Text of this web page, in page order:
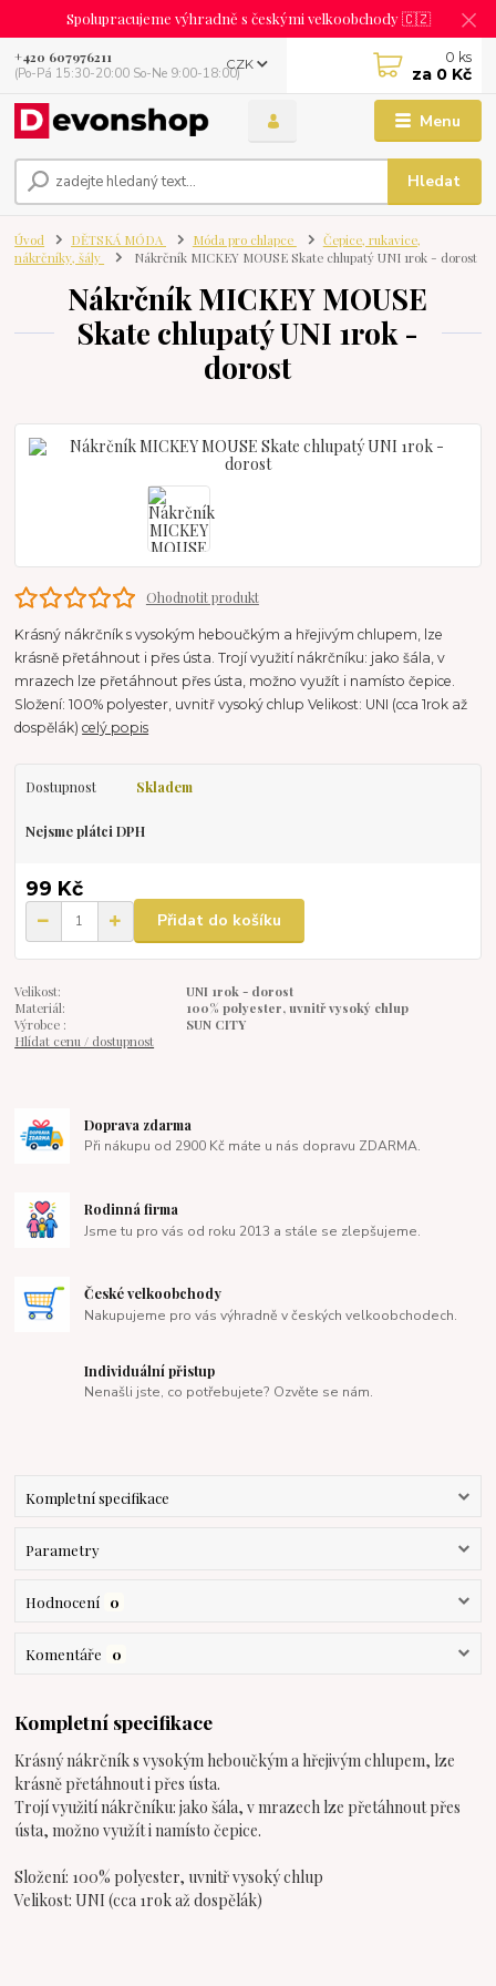
Spolupracujeme výhradně s českými velkoobchody 🇨🇿
Menu
CZK
Hledat
+420 607976211
(Po-Pá 15:30-20:00 So-Ne 9:00-18:00)
0 ks
za 0 Kč
Úvod DĚTSKÁ MÓDA Móda pro chlapce
Čepice, rukavice,
nákrčníky, šály
Nákrčník MICKEY MOUSE Skate chlupatý UNI 1rok - dorost
Nákrčník MICKEY MOUSE
Skate chlupatý UNI 1rok -
dorost
Ohodnotit produkt
Krásný nákrčník s vysokým heboučkým a hřejivým chlupem, lze
krásně přetáhnout i přes ústa. Trojí využití nákrčníku: jako šála, v
mrazech lze přetáhnout přes ústa, možno využít i namísto čepice.
Složení: 100% polyester, uvnitř vysoký chlup Velikost: UNI (cca 1rok až
dospělák)celý popis
Dostupnost Skladem
Nejsme plátci DPH
99 Kč
Přidat do košíku
Velikost:
UNI 1rok - dorost
Materiál:
100% polyester, uvnitř vysoký chlup
Výrobce :
SUN CITY
Hlídat cenu / dostupnost
Doprava zdarma
Při nákupu od 2900 Kč máte u nás dopravu ZDARMA.
Rodinná firma
Jsme tu pro vás od roku 2013 a stále se zlepšujeme.
České velkoobchody
Nakupujeme pro vás výhradně v českých velkoobchodech.
Individuální přistup
Nenašli jste, co potřebujete? Ozvěte se nám.
Kompletní specifikace
Parametry
Hodnocení 0
Komentáře 0
Kompletní specifikace
Krásný nákrčník s vysokým heboučkým a hřejivým chlupem, lze
krásně přetáhnout i přes ústa.
Trojí využití nákrčníku: jako šála, v mrazech lze přetáhnout přes
ústa, možno využít i namísto čepice.
Složení: 100% polyester, uvnitř vysoký chlup
Velikost: UNI (cca 1rok až dospělák)